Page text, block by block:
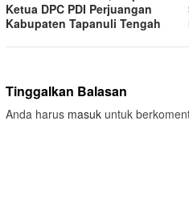
Ketua DPC PDI Perjuangan
Kabupaten Tapanuli Tengah
Tinggalkan Balasan
Anda harus masuk untuk